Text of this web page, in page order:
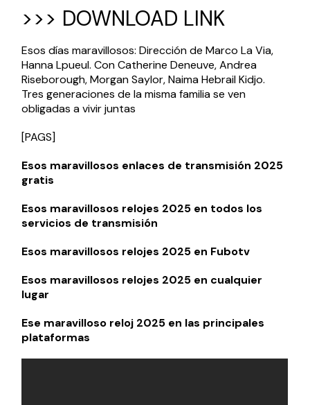
>>> DOWNLOAD LINK
Esos días maravillosos: Dirección de Marco La Via,
Hanna Lpueul. Con Catherine Deneuve, Andrea
Riseborough, Morgan Saylor, Naima Hebrail Kidjo.
Tres generaciones de la misma familia se ven
obligadas a vivir juntas
[PAGS]
Esos maravillosos enlaces de transmisión 2025
gratis
Esos maravillosos relojes 2025 en todos los
servicios de transmisión
Esos maravillosos relojes 2025 en Fubotv
Esos maravillosos relojes 2025 en cualquier
lugar
Ese maravilloso reloj 2025 en las principales
plataformas